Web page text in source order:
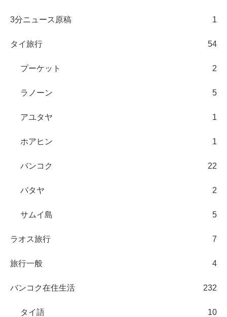
3分ニュース原稿 1
タイ旅行 54
プーケット 2
ラノーン 5
アユタヤ 1
ホアヒン 1
バンコク 22
パタヤ 2
サムイ島 5
ラオス旅行 7
旅行一般 4
バンコク在住生活 232
タイ語 10